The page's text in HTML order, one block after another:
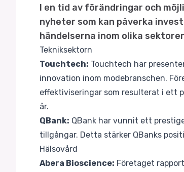
I en tid av förändringar och
nyheter som kan påverka
händelserna inom olika
Tekniksektorn
Touchtech: Touchtech har
innovation inom modebranschen.
effektiviseringar som resulterat i ett
år.
QBank: QBank har vunnit ett
tillgångar. Detta stärker QBanks
Hälsovård
Abera Bioscience: Företaget